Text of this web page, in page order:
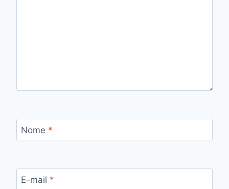
Nome *
E-mail *